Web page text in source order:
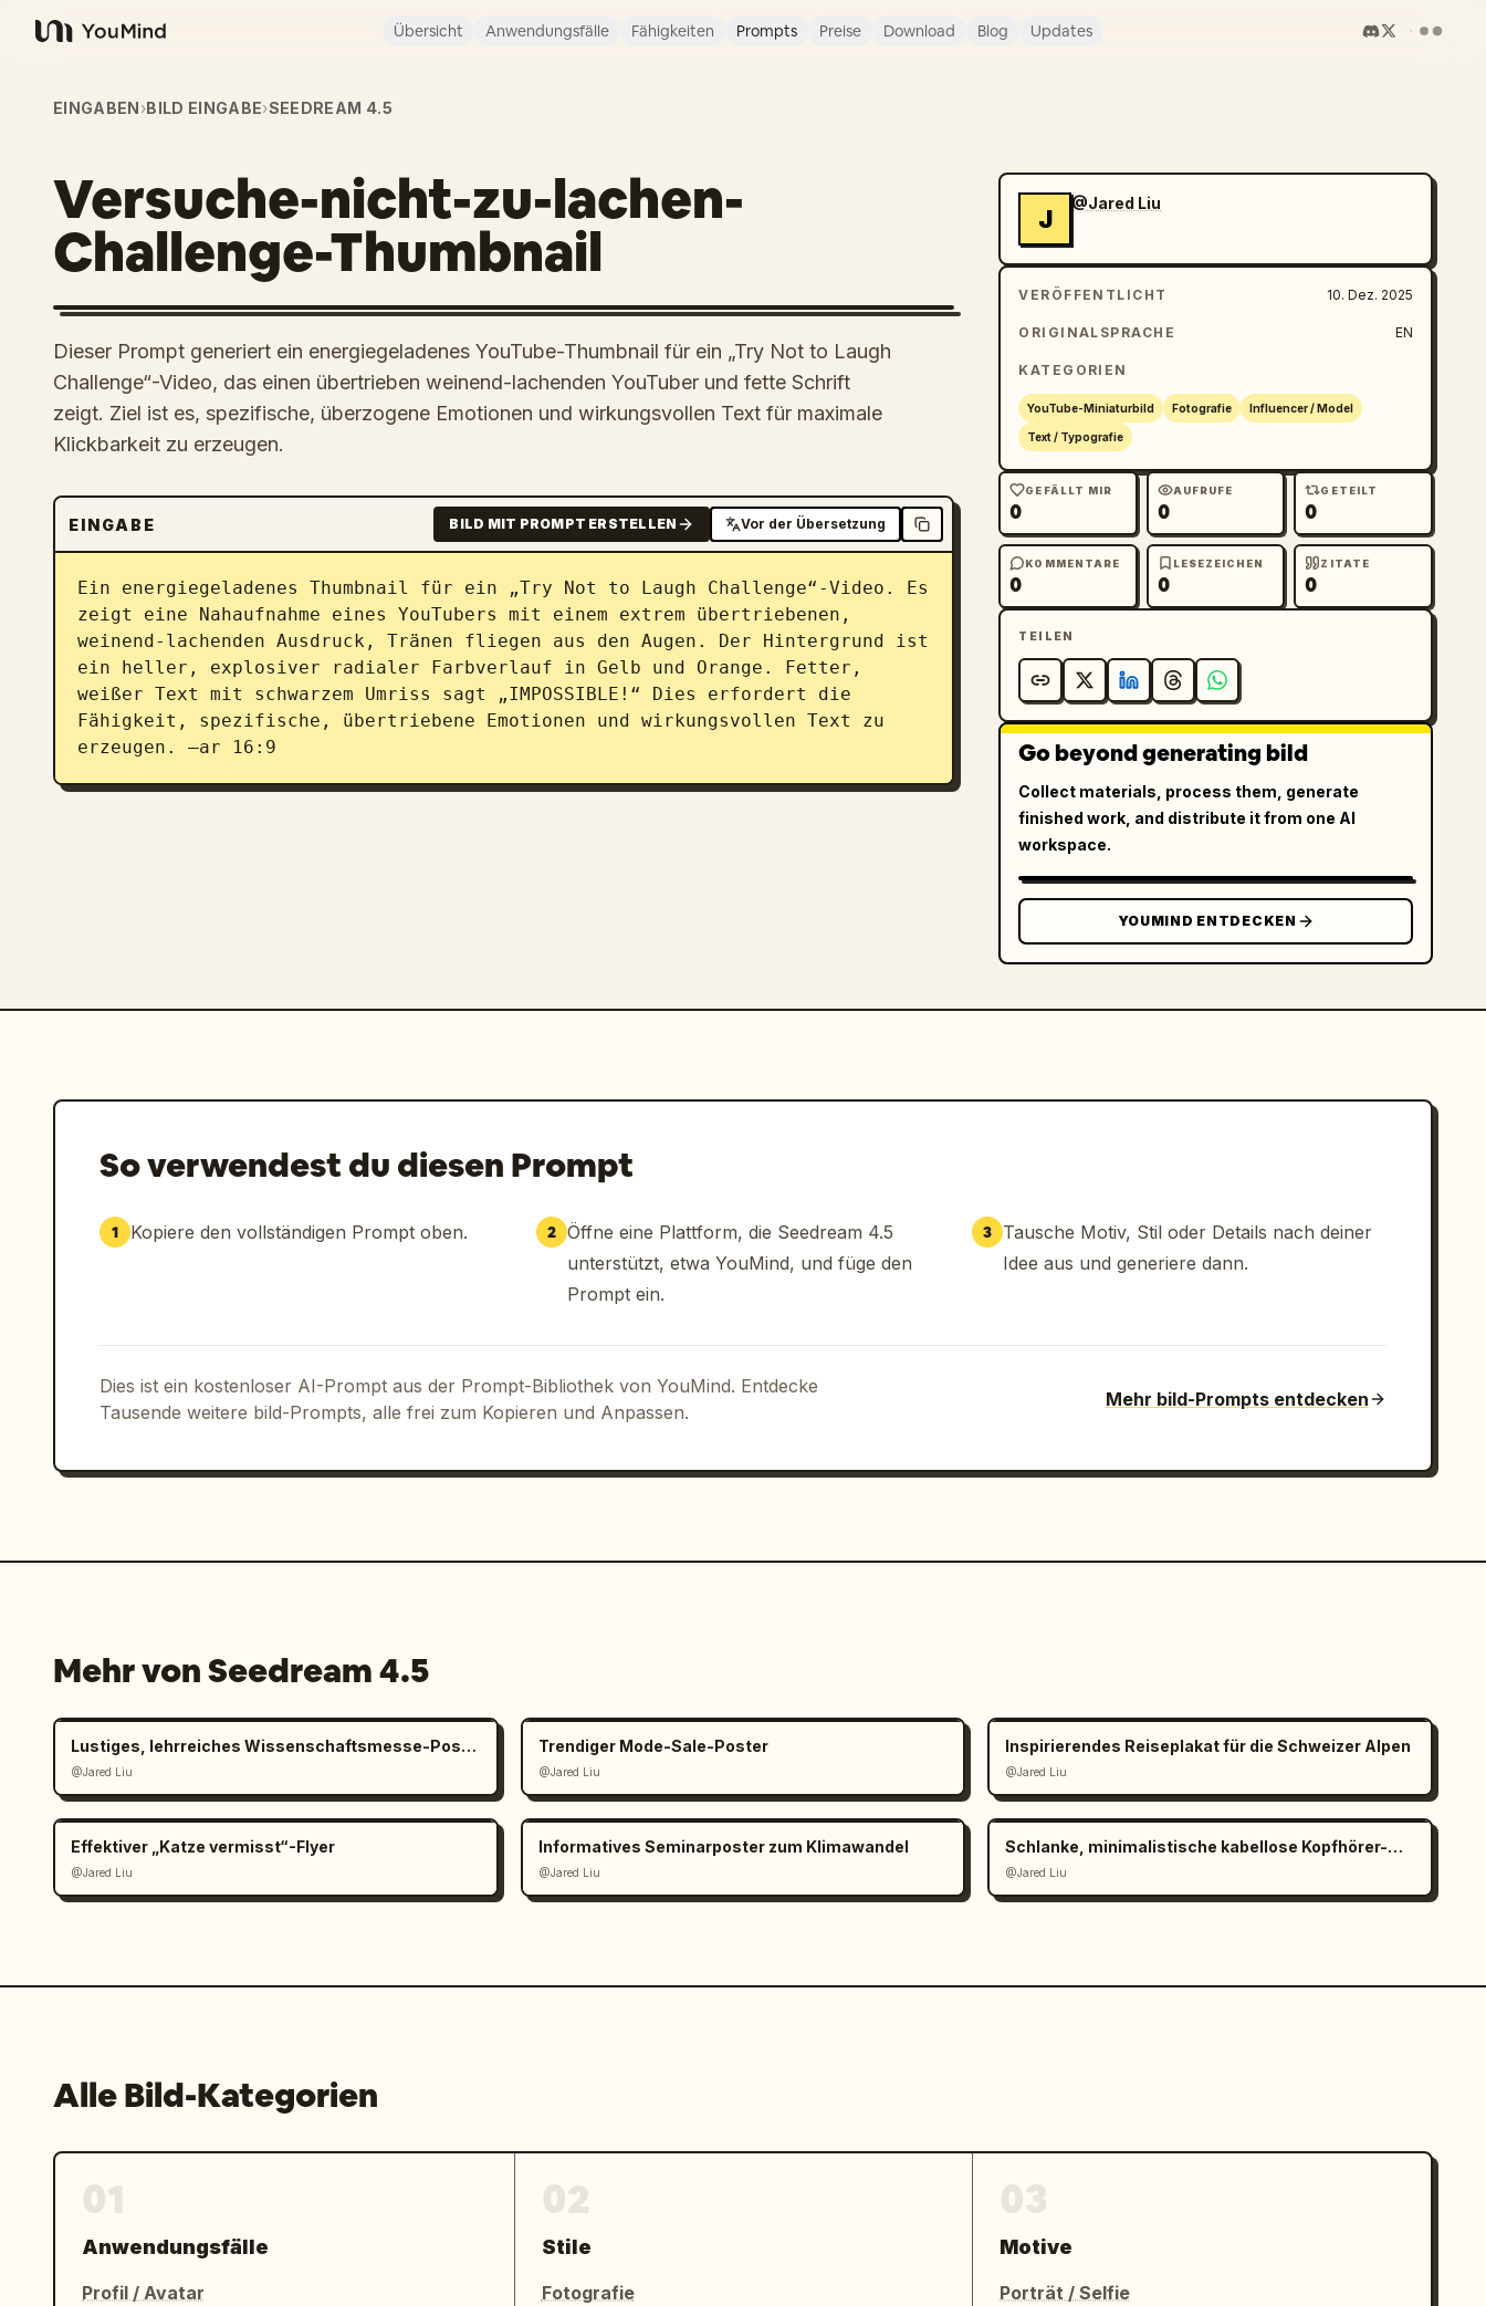
YouMind
Übersicht Anwendungsfälle Fähigkeiten Prompts Preise Download Blog Updates
EINGABEN›BILD EINGABE›SEEDREAM 4.5
Versuche-nicht-zu-lachen-
Challenge-Thumbnail
Dieser Prompt generiert ein energiegeladenes YouTube-Thumbnail für ein „Try Not to Laugh
Challenge“-Video, das einen übertrieben weinend-lachenden YouTuber und fette Schrift
zeigt. Ziel ist es, spezifische, überzogene Emotionen und wirkungsvollen Text für maximale
Klickbarkeit zu erzeugen.
EINGABE BILD MIT PROMPT ERSTELLEN Vor der Übersetzung
Ein energiegeladenes Thumbnail für ein „Try Not to Laugh Challenge“-Video. Es
zeigt eine Nahaufnahme eines YouTubers mit einem extrem übertriebenen,
weinend-lachenden Ausdruck, Tränen fliegen aus den Augen. Der Hintergrund ist
ein heller, explosiver radialer Farbverlauf in Gelb und Orange. Fetter,
weißer Text mit schwarzem Umriss sagt „IMPOSSIBLE!“ Dies erfordert die
Fähigkeit, spezifische, übertriebene Emotionen und wirkungsvollen Text zu
erzeugen. –ar 16:9
J
@Jared Liu
VERÖFFENTLICHT 10. Dez. 2025
ORIGINALSPRACHE EN
KATEGORIEN
YouTube-Miniaturbild Fotografie Influencer / Model
Text / Typografie
GEFÄLLT MIR
0
AUFRUFE
0
GETEILT
0
KOMMENTARE
0
LESEZEICHEN
0
ZITATE
0
TEILEN
Go beyond generating bild
Collect materials, process them, generate
finished work, and distribute it from one AI
workspace.
YOUMIND ENTDECKEN
So verwendest du diesen Prompt
1 Kopiere den vollständigen Prompt oben. 2 Öffne eine Plattform, die Seedream 4.5
unterstützt, etwa YouMind, und füge den
Prompt ein.
3
Tausche Motiv, Stil oder Details nach deiner
Idee aus und generiere dann.
Dies ist ein kostenloser AI-Prompt aus der Prompt-Bibliothek von YouMind. Entdecke
Tausende weitere bild-Prompts, alle frei zum Kopieren und Anpassen.
Mehr bild-Prompts entdecken
Mehr von Seedream 4.5
Lustiges, lehrreiches Wissenschaftsmesse-Poster für Kinder
@Jared Liu
Trendiger Mode-Sale-Poster
@Jared Liu
Inspirierendes Reiseplakat für die Schweizer Alpen
@Jared Liu
Effektiver „Katze vermisst“-Flyer
@Jared Liu
Informatives Seminarposter zum Klimawandel
@Jared Liu
Schlanke, minimalistische kabellose Kopfhörer-Werbung
@Jared Liu
Alle Bild-Kategorien
Anwendungsfälle
Profil / Avatar
Stile
Fotografie
Motive
Porträt / Selfie